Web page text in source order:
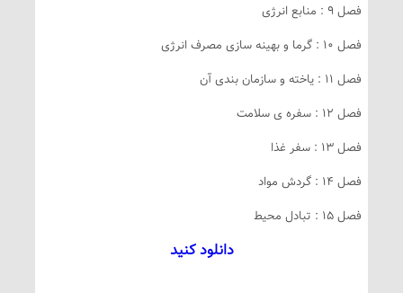
فصل 9 : منابع انرژی
فصل 10 : گرما و بهینه سازی مصرف انرژی
فصل 11 : یاخته و سازمان بندی آن
فصل 12 : سفره ی سلامت
فصل 13 : سفر غذا
فصل 14 : گردش مواد
فصل 15 : تبادل محیط
دانلود کنید